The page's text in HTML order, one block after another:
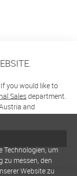
you would like to
Salesdepartment.
and
Technologien, um
zu messen, den
Website zu